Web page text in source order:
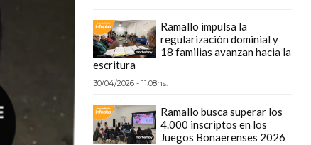
Ramallo impulsa la
regularización dominial y
18 familias avanzan hacia la
escritura
30/04/2026 - 11:08hs.
Ramallo busca superar los
4.000 inscriptos en los
Juegos Bonaerenses 2026